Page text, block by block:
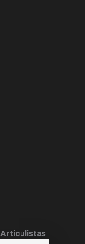
Articulistas